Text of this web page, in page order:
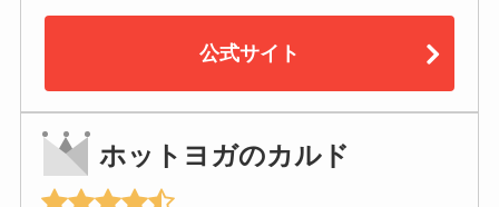
公式サイト
ホットヨガのカルド